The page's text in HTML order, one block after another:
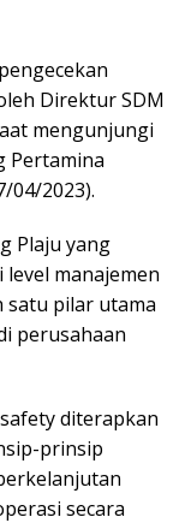
Direktur SDM
mengunjungi
Pertamina
04/2023).
Plaju yang
level manajemen
satu pilar utama
perusahaan
diterapkan
prinsip
secara